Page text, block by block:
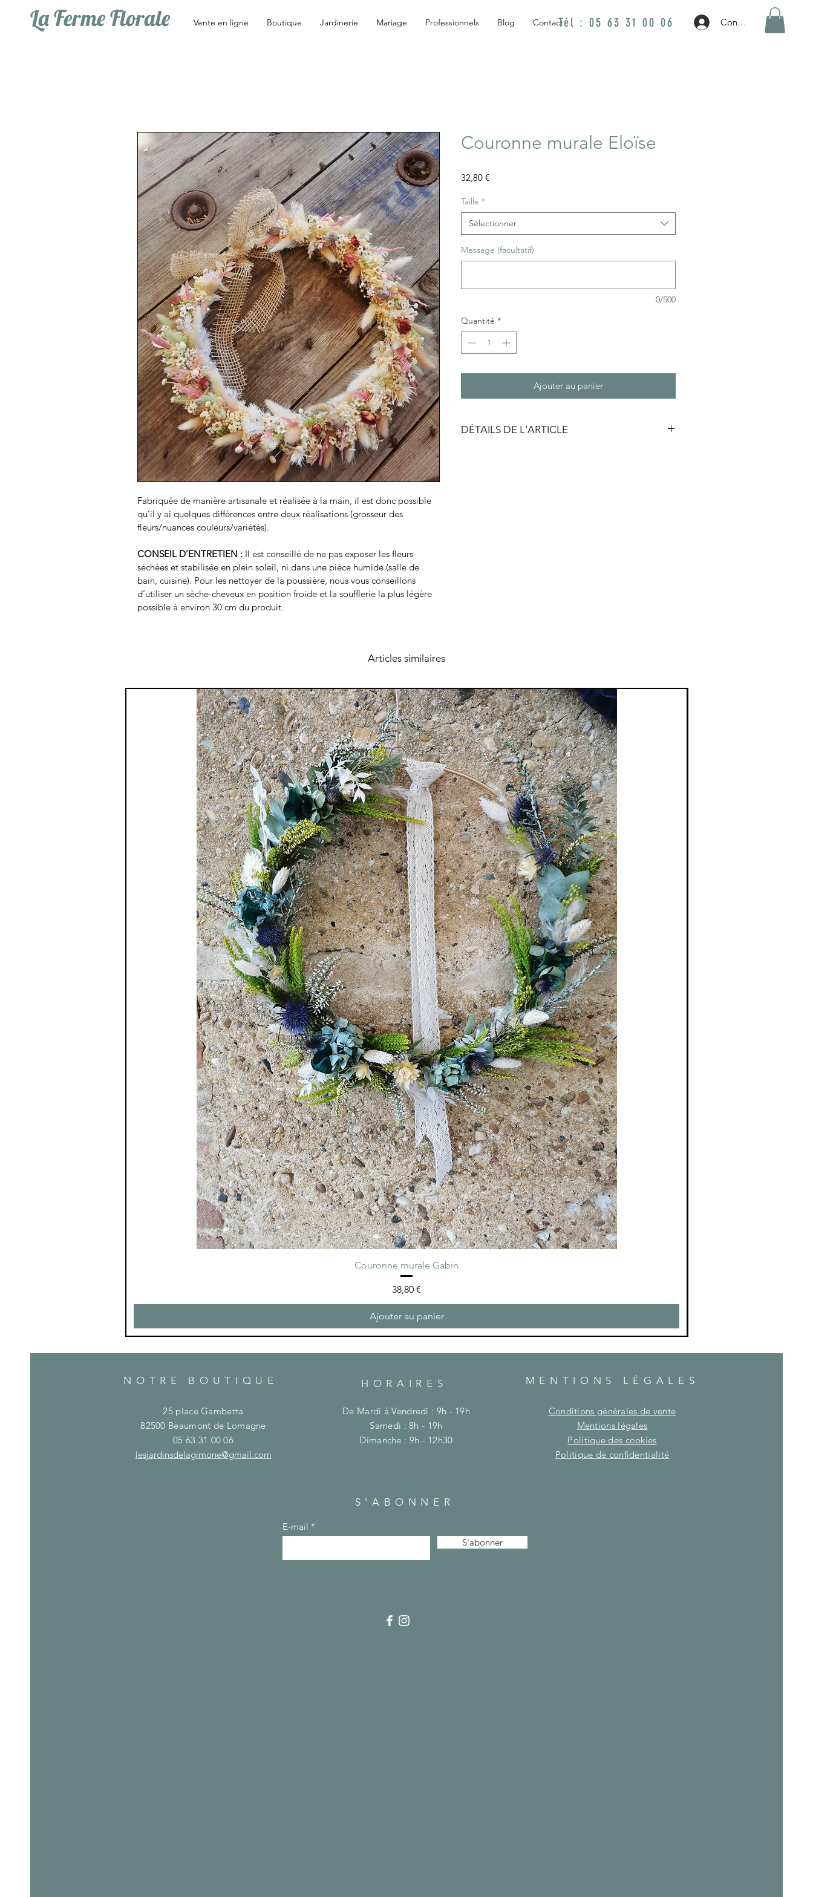
La Ferme Florale Vente en ligne Boutique Jardinerie Mariage Professionnels Blog ContactTél : 05 63 31 00 06 Connexion
Fabriquée de manière artisanale et réalisée à la main, il est donc possible
qu’il y ai quelques différences entre deux réalisations (grosseur des
fleurs/nuances couleurs/variétés).
CONSEIL D’ENTRETIEN : Il est conseillé de ne pas exposer les fleurs
séchées et stabilisée en plein soleil, ni dans une pièce humide (salle de
bain, cuisine). Pour les nettoyer de la poussière, nous vous conseillons
d’utiliser un sèche-cheveux en position froide et la soufflerie la plus légère
possible à environ 30 cm du produit.
Couronne murale Eloïse
32,80 €Prix
Taille *
Sélectionner
Message (facultatif)
0/500
Quantité *
Ajouter au panier
DÉTAILS DE L'ARTICLE
Articles similaires
Couronne murale Gabin
Prix
38,80 €
Ajouter au panier
NOTRE BOUTIQUE
25 place Gambetta
82500 Beaumont de Lomagne
05 63 31 00 06
lesjardinsdelagimone@gmail.com
HORAIRES
De Mardi à Vendredi : 9h - 19h
​​Samedi : 8h - 19h
​Dimanche : 9h - 12h30
MENTIONS LÉGALES
Conditions générales de vente
Mentions légales
Politique des cookies
Politique de confidentialité
S'ABONNER
E-mail
S'abonner